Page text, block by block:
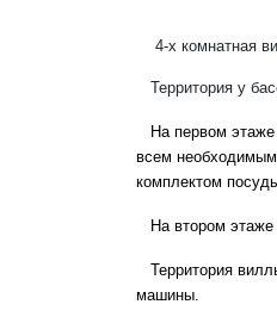
4-х комнатная
Территория у
На первом
всем
комплектом
На втором
Территория
машины.